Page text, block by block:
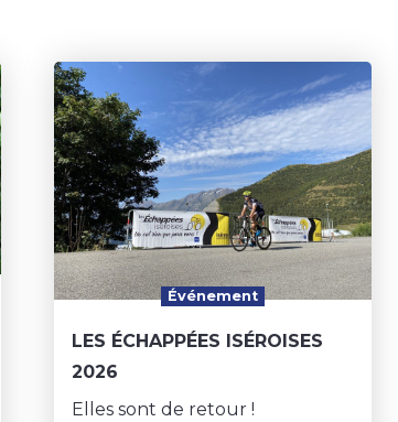
Événement
LES ÉCHAPPÉES ISÉROISES
2026
Elles sont de retour !